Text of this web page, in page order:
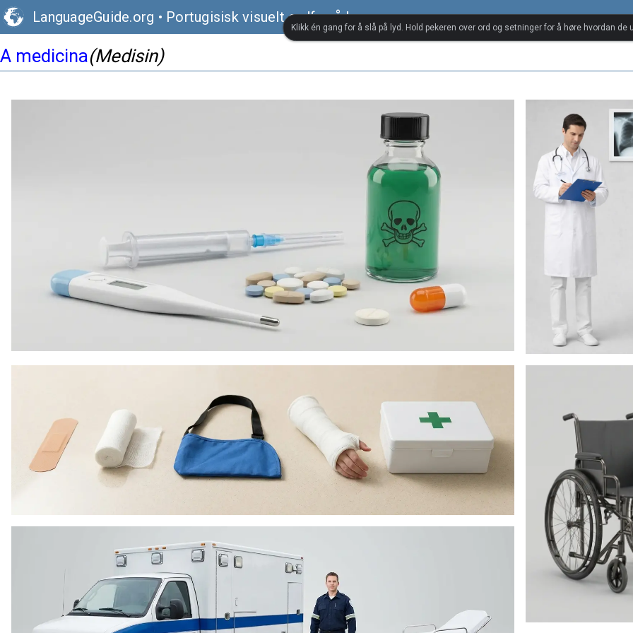
LanguageGuide.org • Portugisisk visuelt ordforråd
A medicina(Medisin)
Klikk én gang for å slå på lyd. Hold pekeren over ord og setninger for å høre hvordan de